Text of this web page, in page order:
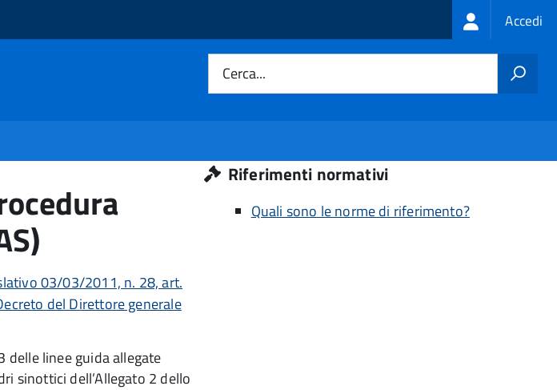
Login
menu
Accedi
Cerca...
03/03/2011, n. 28, art.
del Direttore generale
linee guida allegate
sinottici dell’Allegato 2 dello
Riferimenti normativi
Quali sono le norme di riferimento?